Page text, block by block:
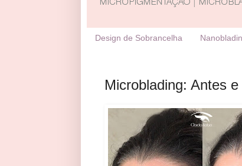
Design de Sobrancelha
Microblading: Antes